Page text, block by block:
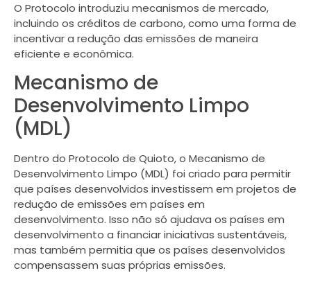
O Protocolo introduziu mecanismos de mercado,
incluindo os créditos de carbono, como uma forma de
incentivar a redução das emissões de maneira
eficiente e econômica.
Mecanismo de
Desenvolvimento Limpo
(MDL)
Dentro do Protocolo de Quioto, o Mecanismo de
Desenvolvimento Limpo (MDL) foi criado para permitir
que países desenvolvidos investissem em projetos de
redução de emissões em países em
desenvolvimento. Isso não só ajudava os países em
desenvolvimento a financiar iniciativas sustentáveis,
mas também permitia que os países desenvolvidos
compensassem suas próprias emissões.